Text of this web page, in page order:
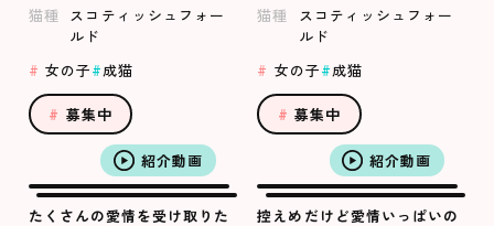
猫種
スコティッシュフォー
ルド
女の子
成猫
募集中
猫種
スコティッシュフォー
ルド
女の子
成猫
募集中
紹介動画
たくさんの愛情を受け取りた
紹介動画
控えめだけど愛情いっぱいの